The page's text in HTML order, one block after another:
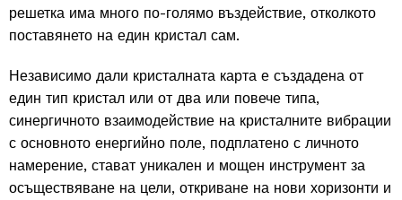
решетка има много по-голямо въздействие, отколкото
поставянето на един кристал сам.
Независимо дали кристалната карта е създадена от
един тип кристал или от два или повече типа,
синергичното взаимодействие на кристалните вибрации
с основното енергийно поле, подплатено с личното
намерение, стават уникален и мощен инструмент за
осъществяване на цели, откриване на нови хоризонти и